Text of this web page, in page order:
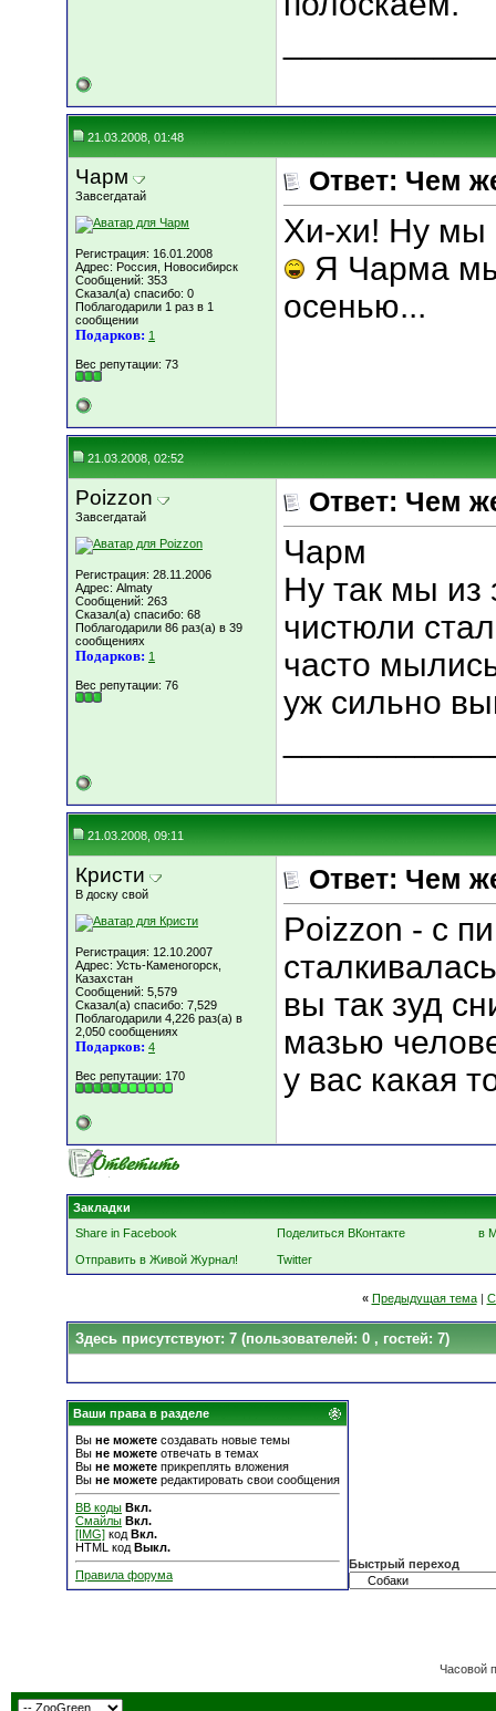
21.03.2008, 01:48
Чарм
Завсегдатай
Регистрация: 16.01.2008
Адрес: Россия, Новосибирск
Сообщений: 353
Сказал(а) спасибо: 0
Поблагодарили 1 раз в 1
сообщении
Подарков: 1
Вес репутации: 73
Ответ: Чем
Хи-хи! Ну мы
Я Чарма
осенью...
21.03.2008, 02:52
Poizzon
Завсегдатай
Регистрация: 28.11.2006
Адрес: Almaty
Сообщений: 263
Сказал(а) спасибо: 68
Поблагодарили 86 раз(а) в 39
сообщениях
Подарков: 1
Вес репутации: 76
Ответ: Чем
Чарм
Ну так мы из
чистюли
часто
уж сильно
21.03.2008, 09:11
Кристи
В доску свой
Регистрация: 12.10.2007
Адрес: Усть-Каменогорск,
Казахстан
Сообщений: 5,579
Сказал(а) спасибо: 7,529
Поблагодарили 4,226 раз(а) в
2,050 сообщениях
Подарков: 4
Вес репутации: 170
Ответ: Чем
Poizzon - с
вы так зуд
мазью
у вас какая
Закладки
Share in Facebook
Поделиться ВКонтакте
в
Отправить в Живой Журнал!
Twitter
« Предыдущая тема|
Здесь присутствуют: 7 (пользователей: 0 , гостей: 7)
Ваши права в разделе
Вы не можете создавать новые темы
Вы не можете отвечать в темах
Вы не можете прикреплять вложения
Вы не можете редактировать свои сообщения
BB коды Вкл.
Смайлы Вкл.
[IMG] код Вкл.
HTML код Выкл.
Правила форума
Быстрый переход
Часовой